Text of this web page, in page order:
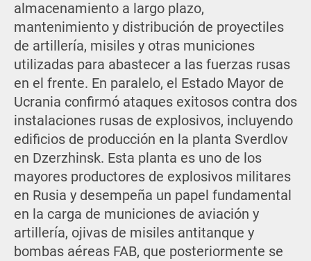
almacenamiento a largo plazo,
mantenimiento y distribución de proyectiles
de artillería, misiles y otras municiones
utilizadas para abastecer a las fuerzas rusas
en el frente. En paralelo, el Estado Mayor de
Ucrania confirmó ataques exitosos contra dos
instalaciones rusas de explosivos, incluyendo
edificios de producción en la planta Sverdlov
en Dzerzhinsk. Esta planta es uno de los
mayores productores de explosivos militares
en Rusia y desempeña un papel fundamental
en la carga de municiones de aviación y
artillería, ojivas de misiles antitanque y
bombas aéreas FAB, que posteriormente se